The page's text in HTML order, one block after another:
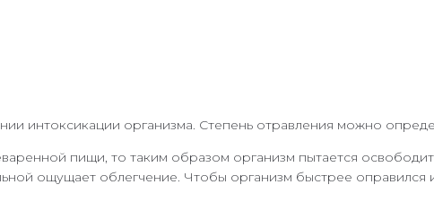
интоксикации организма. Степень отравления можно
пищи, то таким образом организм пытается
ощущает облегчение. Чтобы организм быстрее оправился